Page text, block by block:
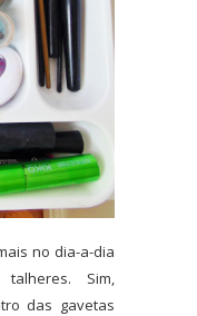
no dia-a-dia
Sim,
das gavetas